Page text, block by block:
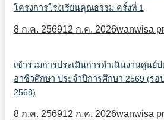
โครงการโรงเรียนคุณธรรม ครั้งที่ 1
8 ก.ค. 256912 ก.ค. 2026wanwisa
เข้าร่วมการประเมินการดำเนินงานศูนย์
อาชีวศึกษา ประจำปีการศึกษา 2569 (รอ
2568)
8 ก.ค. 256912 ก.ค. 2026wanwisa